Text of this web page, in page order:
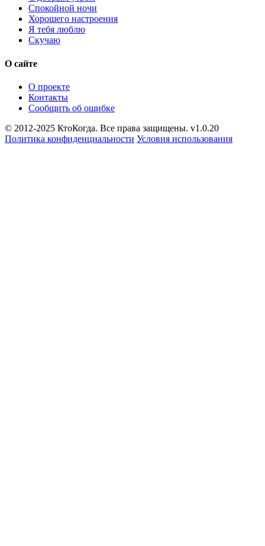
Спокойной ночи
Хорошего настроения
Я тебя люблю
Скучаю
О сайте
О проекте
Контакты
Сообщить об ошибке
© 2012-2025 КтоКогда. Все права защищены. v1.0.20
Политика конфиденциальности Условия использования